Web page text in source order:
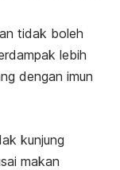
tidak boleh
lebih
dengan imun
kunjung
makan